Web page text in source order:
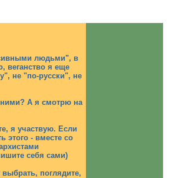
людьми", в
веганство я еще
не "по-русски", не
ними? А я смотрю на
я участвую. Если
этого - вместе со
себя сами)
поглядите,